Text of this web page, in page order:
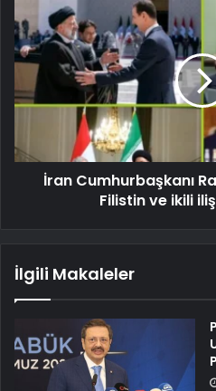
İran Cumhurbaşkanı
Filistin ve ikili
İlgili Makaleler